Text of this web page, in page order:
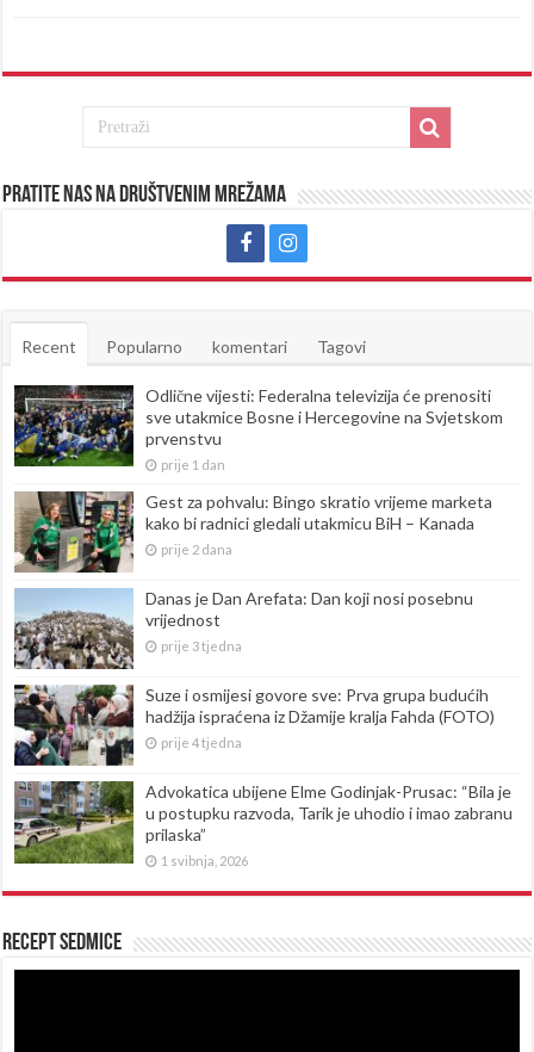
Pratite nas na društvenim mrežama
Recent Popularno komentari Tagovi
Odlične vijesti: Federalna televizija će prenositi
sve utakmice Bosne i Hercegovine na Svjetskom
prvenstvu
prije 1 dan
Gest za pohvalu: Bingo skratio vrijeme marketa
kako bi radnici gledali utakmicu BiH – Kanada
prije 2 dana
Danas je Dan Arefata: Dan koji nosi posebnu
vrijednost
prije 3 tjedna
Suze i osmijesi govore sve: Prva grupa budućih
hadžija ispraćena iz Džamije kralja Fahda (FOTO)
prije 4 tjedna
Advokatica ubijene Elme Godinjak-Prusac: “Bila je
u postupku razvoda, Tarik je uhodio i imao zabranu
prilaska”
1 svibnja, 2026
Recept sedmice